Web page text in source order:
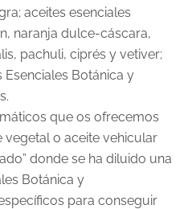
aceites esenciales
naranja dulce-cáscara,
pachuli, ciprés y vetiver;
Esenciales Botánica y
que os ofrecemos
vegetal o aceite vehicular
donde se ha diluido una
Botánica y
para conseguir